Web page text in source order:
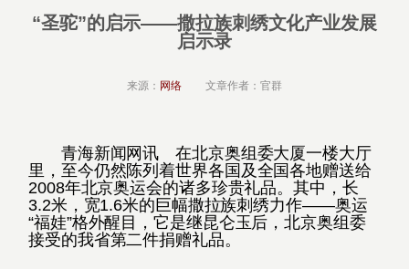
“圣驼”的启示――撒拉族刺绣文化产业发展
启示录
来源： 网络文章作者：官群
青海新闻网讯 在北京奥组委大厦一楼大厅
里，至今仍然陈列着世界各国及全国各地赠送给
2008年北京奥运会的诸多珍贵礼品。其中，长
3.2米，宽1.6米的巨幅撒拉族刺绣力作――奥运
“福娃”格外醒目，它是继昆仑玉后，北京奥组委
接受的我省第二件捐赠礼品。